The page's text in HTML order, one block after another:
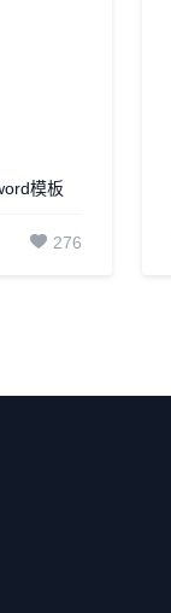
模板
276